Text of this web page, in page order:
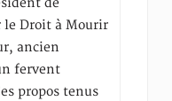
de
le Droit à Mourir
ancien
fervent
propos tenus